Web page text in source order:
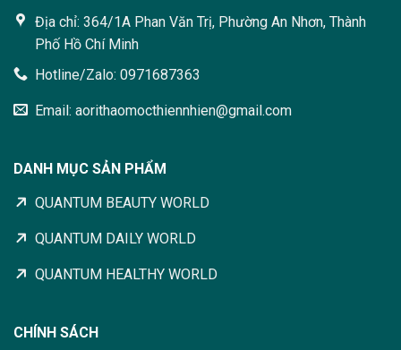
Địa chỉ: 364/1A Phan Văn Trị, Phường An Nhơn, Thành
Phố Hồ Chí Minh
Hotline/Zalo: 0971687363
Email: aorithaomocthiennhien@gmail.com
DANH MỤC SẢN PHẨM
QUANTUM BEAUTY WORLD
QUANTUM DAILY WORLD
QUANTUM HEALTHY WORLD
CHÍNH SÁCH